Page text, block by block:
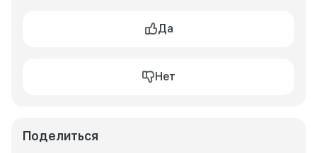
Да
Нет
Поделиться